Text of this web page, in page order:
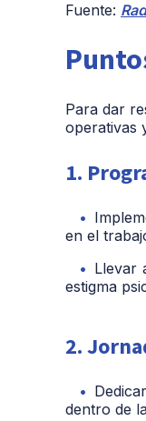
Fuente:
Para dar
operativas
1.
en el
Llevar
estigma
2.
Dedicar
dentro de